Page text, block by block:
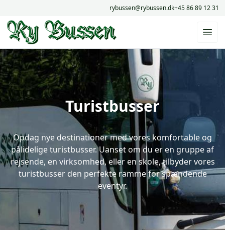
rybussen@rybussen.dk+45 86 89 12 31
Turistbusser
Opdag nye destinationer med vores komfortable og
pålidelige turistbusser. Uanset om du er en gruppe af
rejsende, en virksomhed, eller en skole, tilbyder vores
turistbusser den perfekte ramme for spændende
eventyr.